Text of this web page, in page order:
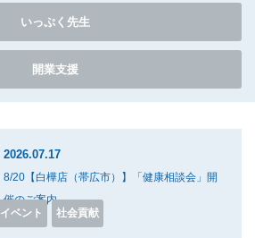
いっぷく先生
開業支援
2026.07.17
8/20【白樺店（帯広市）】「健康相談会」開
催のご案内
イベント 社会貢献